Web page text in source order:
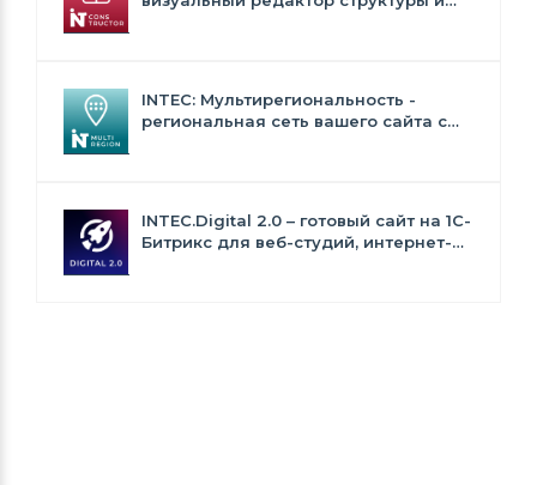
INTEC: Мультирегиональность -
региональная сеть вашего сайта с
INTEC.Digital 2.0 – готовый сайт на 1C-
Битрикс для веб-студий, интернет-